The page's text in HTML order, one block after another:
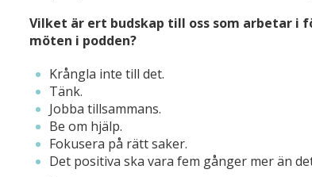
Vilket är ert budskap till oss som arbetar
möten i podden?
Krångla inte till det.
Tänk.
Jobba tillsammans.
Be om hjälp.
Fokusera på rätt saker.
Det positiva ska vara fem gånger mer än